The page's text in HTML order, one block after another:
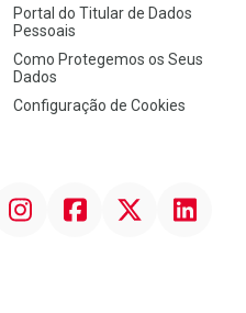
Portal do Titular de Dados
Pessoais
Como Protegemos os Seus
Dados
Configuração de Cookies
InstagramFacebook Linkedin